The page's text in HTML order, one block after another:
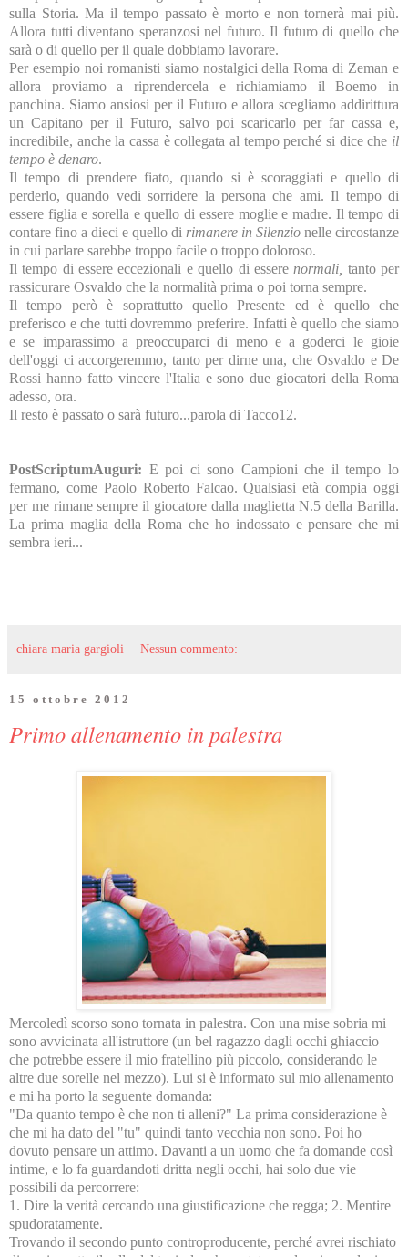
sulla Storia. Ma il tempo passato è morto e non tornerà mai più.
Allora tutti diventano speranzosi nel futuro. Il futuro di quello che
sarà o di quello per il quale dobbiamo lavorare.
Per esempio noi romanisti siamo nostalgici della Roma di Zeman e
allora proviamo a riprendercela e richiamiamo il Boemo in
panchina. Siamo ansiosi per il Futuro e allora scegliamo addirittura
un Capitano per il Futuro, salvo poi scaricarlo per far cassa e,
incredibile, anche la cassa è collegata al tempo perché si dice che il
tempo è denaro.
Il tempo di prendere fiato, quando si è scoraggiati e quello di
perderlo, quando vedi sorridere la persona che ami. Il tempo di
essere figlia e sorella e quello di essere moglie e madre. Il tempo di
contare fino a dieci e quello di rimanere in Silenzio nelle circostanze
in cui parlare sarebbe troppo facile o troppo doloroso.
Il tempo di essere eccezionali e quello di essere normali, tanto per
rassicurare Osvaldo che la normalità prima o poi torna sempre.
Il tempo però è soprattutto quello Presente ed è quello che
preferisco e che tutti dovremmo preferire. Infatti è quello che siamo
e se imparassimo a preoccuparci di meno e a goderci le gioie
dell'oggi ci accorgeremmo, tanto per dirne una, che Osvaldo e De
Rossi hanno fatto vincere l'Italia e sono due giocatori della Roma
adesso, ora.
Il resto è passato o sarà futuro...parola di Tacco12.
PostScriptumAuguri: E poi ci sono Campioni che il tempo lo
fermano, come Paolo Roberto Falcao. Qualsiasi età compia oggi
per me rimane sempre il giocatore dalla maglietta N.5 della Barilla.
La prima maglia della Roma che ho indossato e pensare che mi
sembra ieri...
chiara maria gargioli Nessun commento:
15 ottobre 2012
Primo allenamento in palestra
Mercoledì scorso sono tornata in palestra. Con una mise sobria mi
sono avvicinata all'istruttore (un bel ragazzo dagli occhi ghiaccio
che potrebbe essere il mio fratellino più piccolo, considerando le
altre due sorelle nel mezzo). Lui si è informato sul mio allenamento
e mi ha porto la seguente domanda:
"Da quanto tempo è che non ti alleni?" La prima considerazione è
che mi ha dato del "tu" quindi tanto vecchia non sono. Poi ho
dovuto pensare un attimo. Davanti a un uomo che fa domande così
intime, e lo fa guardandoti dritta negli occhi, hai solo due vie
possibili da percorrere:
1. Dire la verità cercando una giustificazione che regga; 2. Mentire
spudoratamente.
Trovando il secondo punto controproducente, perché avrei rischiato